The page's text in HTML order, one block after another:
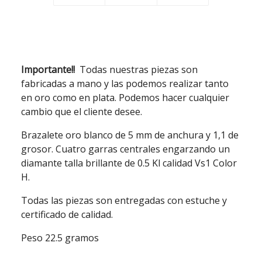
Importante!! Todas nuestras piezas son
fabricadas a mano y las podemos realizar tanto
en oro como en plata. Podemos hacer cualquier
cambio que el cliente desee.
Brazalete oro blanco de 5 mm de anchura y 1,1 de
grosor. Cuatro garras centrales engarzando un
diamante talla brillante de 0.5 Kl calidad Vs1 Color
H.
Todas las piezas son entregadas con estuche y
certificado de calidad.
Peso 22.5 gramos